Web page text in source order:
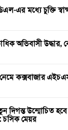
এর মধ্যে চুক্তি
অভিবাসী উদ্ধার,
কক্সবাজার
দিগন্ত উন্মোচিত
চসিক মেয়র